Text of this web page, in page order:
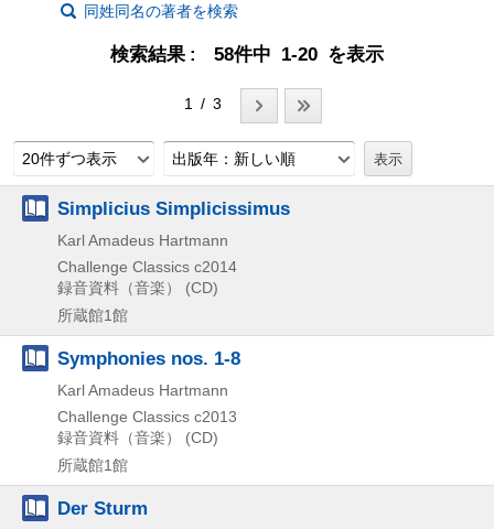
同姓同名の著者を検索
検索結果 58件中 1-20 を表示
1 / 3
20件ずつ表示 出版年：新しい順
Simplicius Simplicissimus
Karl Amadeus Hartmann
Challenge Classics c2014
録音資料（音楽） (CD)
所蔵館1館
Symphonies nos. 1-8
Karl Amadeus Hartmann
Challenge Classics c2013
録音資料（音楽） (CD)
所蔵館1館
Der Sturm